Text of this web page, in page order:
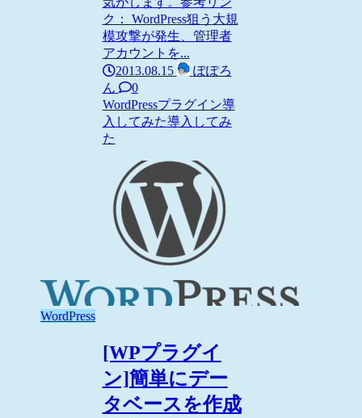
ク： WordPress狙う大規
模攻撃が発生、管理者
アカウントを...
2013.08.15
ぽぽろ
ん
0
WordPressプラグイン導
入してみた導入してみ
た
WordPress
[WPプラグイ
ン]簡単にデー
タベースを作成